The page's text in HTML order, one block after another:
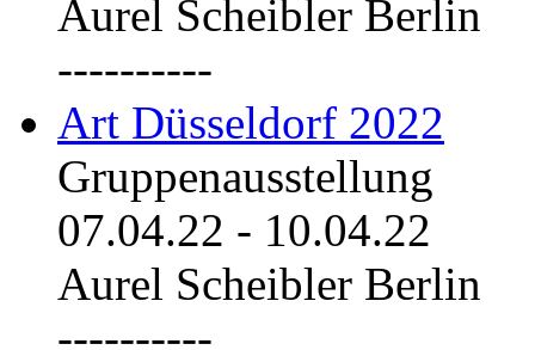
Aurel Scheibler Berlin
----------
Art Düsseldorf 2022
Gruppenausstellung
07.04.22 - 10.04.22
Aurel Scheibler Berlin
----------